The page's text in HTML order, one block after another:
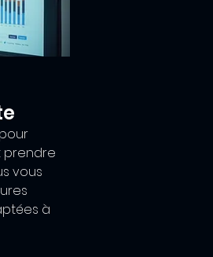
prendre
vous
à